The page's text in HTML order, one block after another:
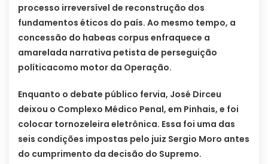
processo irreversível de reconstrução dos
fundamentos éticos do país. Ao mesmo tempo, a
concessão do habeas corpus enfraquece a
amarelada narrativa petista de perseguição
políticacomo motor da Operação.
Enquanto o debate público fervia, José Dirceu
deixou o Complexo Médico Penal, em Pinhais, e foi
colocar tornozeleira eletrônica. Essa foi uma das
seis condições impostas pelo juiz Sergio Moro antes
do cumprimento da decisão do Supremo.